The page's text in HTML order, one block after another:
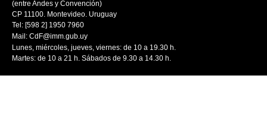
(entre Andes y Convención)
CP 11100. Montevideo. Uruguay
Tel: [598 2] 1950 7960
Mail: CdF@imm.gub.uy
Lunes, miércoles, jueves, viernes: de 10 a 19.30 h.
Martes: de 10 a 21 h. Sábados de 9.30 a 14.30 h.